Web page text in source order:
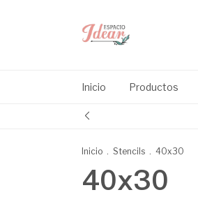
Inicio Productos
Inicio . Stencils . 40x30
40x30